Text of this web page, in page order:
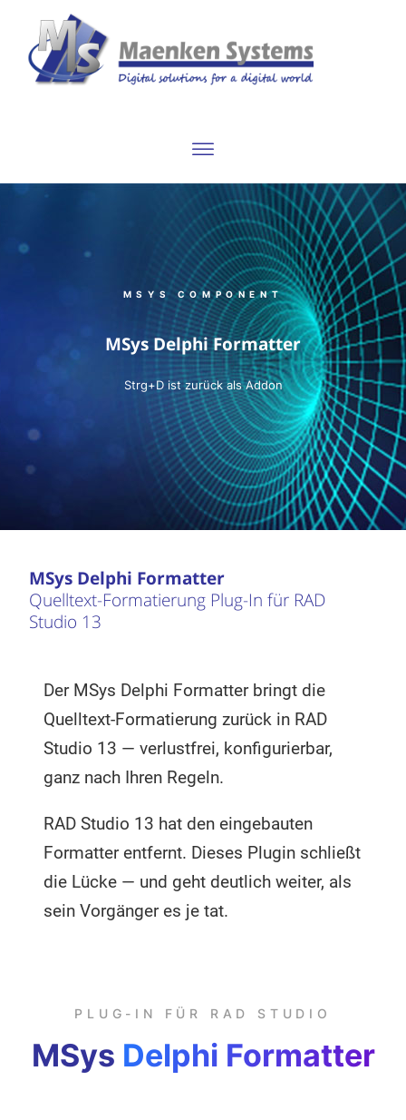
MSYS COMPONENT
MSys Delphi Formatter
Strg+D ist zurück als Addon
MSys Delphi Formatter
Quelltext-Formatierung Plug-In für RAD
Studio 13
Der MSys Delphi Formatter bringt die
Quelltext-Formatierung zurück in RAD
Studio 13 — verlustfrei, konfigurierbar,
ganz nach Ihren Regeln.
RAD Studio 13 hat den eingebauten
Formatter entfernt. Dieses Plugin schließt
die Lücke — und geht deutlich weiter, als
sein Vorgänger es je tat.
PLUG-IN FÜR RAD STUDIO
MSys Delphi Formatter